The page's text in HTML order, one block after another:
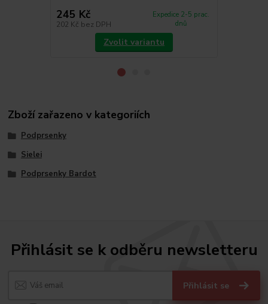
245 Kč
202 Kč bez DPH
Expedice 2-5 prac.
dnů
Zvolit variantu
Zboží zařazeno v kategoriích
Podprsenky
Sielei
Podprsenky Bardot
Přihlásit se k odběru newsletteru
Přihlásit se